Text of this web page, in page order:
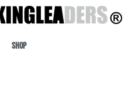
Shop